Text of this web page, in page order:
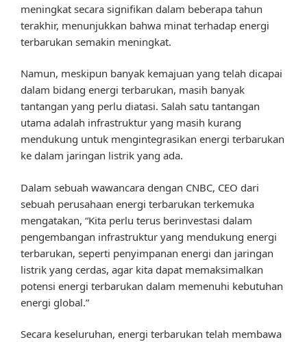
meningkat secara signifikan dalam beberapa tahun
terakhir, menunjukkan bahwa minat terhadap energi
terbarukan semakin meningkat.
Namun, meskipun banyak kemajuan yang telah dicapai
dalam bidang energi terbarukan, masih banyak
tantangan yang perlu diatasi. Salah satu tantangan
utama adalah infrastruktur yang masih kurang
mendukung untuk mengintegrasikan energi terbarukan
ke dalam jaringan listrik yang ada.
Dalam sebuah wawancara dengan CNBC, CEO dari
sebuah perusahaan energi terbarukan terkemuka
mengatakan, “Kita perlu terus berinvestasi dalam
pengembangan infrastruktur yang mendukung energi
terbarukan, seperti penyimpanan energi dan jaringan
listrik yang cerdas, agar kita dapat memaksimalkan
potensi energi terbarukan dalam memenuhi kebutuhan
energi global.”
Secara keseluruhan, energi terbarukan telah membawa